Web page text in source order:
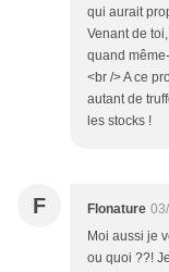
qui aurait
Venant de
quand
<br /> A ce
autant de
les stocks !
F Flonature
Moi aussi je
ou quoi ??!